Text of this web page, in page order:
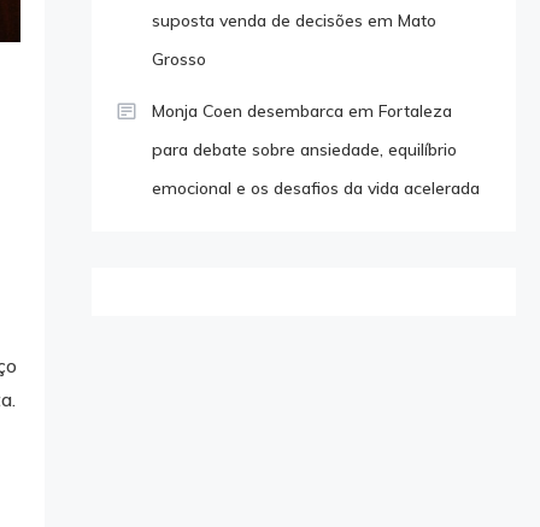
suposta venda de decisões em Mato
Grosso
Monja Coen desembarca em Fortaleza
para debate sobre ansiedade, equilíbrio
emocional e os desafios da vida acelerada